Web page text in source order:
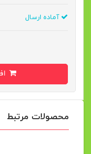
آماده ارسال
محصولات مرتبط